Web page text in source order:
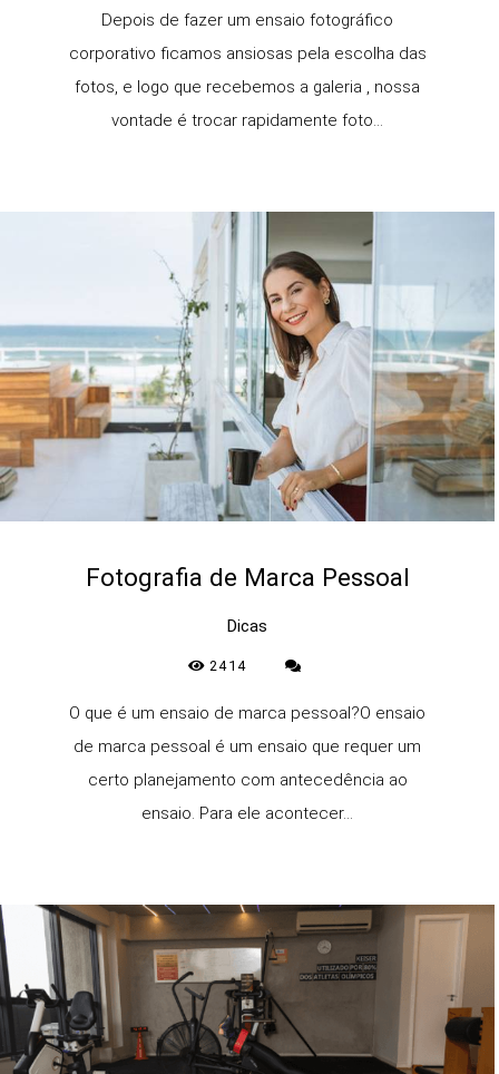
Depois de fazer um ensaio fotográfico
corporativo ficamos ansiosas pela escolha das
fotos, e logo que recebemos a galeria , nossa
vontade é trocar rapidamente foto...
Fotografia de Marca Pessoal
Dicas
2414
O que é um ensaio de marca pessoal?O ensaio
de marca pessoal é um ensaio que requer um
certo planejamento com antecedência ao
ensaio. Para ele acontecer...